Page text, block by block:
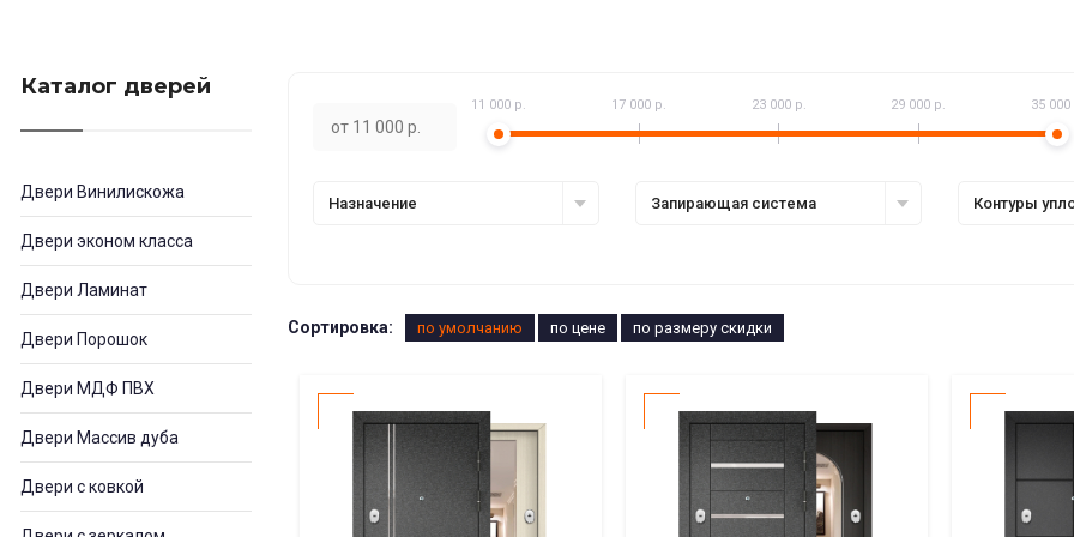
Каталог дверей
Двери Винилискожа
Двери эконом класса
Двери Ламинат
Двери Порошок
Двери МДФ ПВХ
Двери Массив дуба
Двери с ковкой
11 000 р. 17 000 р. 23 000 р. 29 000 р. 35 000
Назначение Запирающая система Контуры
Сортировка: по умолчанию по цене по размеру скидки